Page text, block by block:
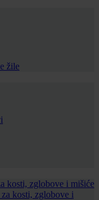
žile
kosti, zglobove i mišiće
kosti, zglobove i